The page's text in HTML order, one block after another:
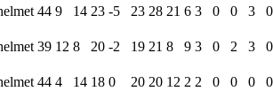
44 9 14 23 -5 23 28 21 6 3 0 0 3
0
39 12 8 20 -2 19 21 8 9 3 0 2 3
0
44 4 14 18 0 20 20 12 2 2 0 0 0
0